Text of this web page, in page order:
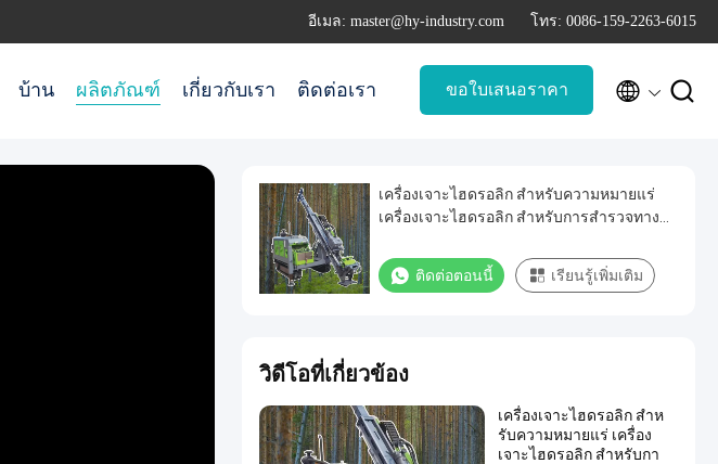
อีเมล: master@hy-industry.com โทร: 0086-159-2263-6015
บ้าน ผลิตภัณฑ์ เกี่ยวกับเรา ติดต่อเรา ขอใบเสนอราคา  
เครื่องเจาะไฮดรอลิก สําหรับความหมายแร่
เครื่องเจาะไฮดรอลิก สําหรับการสํารวจทาง
ติดต่อตอนนี้ เรียนรู้เพิ่มเติม
วิดีโอที่เกี่ยวข้อง
เครื่องเจาะไฮดรอลิก สําห
รับความหมายแร่ เครื่อง
เจาะไฮดรอลิก สําหรับกา